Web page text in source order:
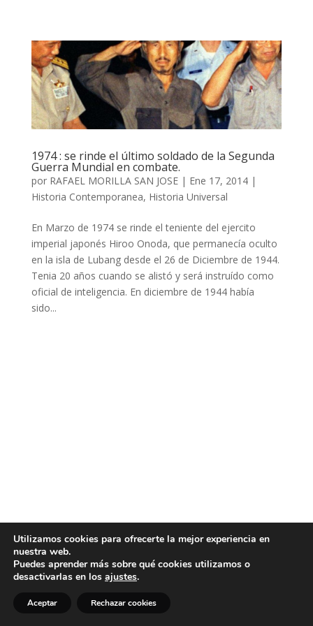
1974 : se rinde el último soldado de la Segunda
Guerra Mundial en combate.
por RAFAEL MORILLA SAN JOSE| Ene 17, 2014|
Historia Contemporanea, Historia Universal
En Marzo de 1974 se rinde el teniente del ejercito
imperial japonés Hiroo Onoda, que permanecía oculto
en la isla de Lubang desde el 26 de Diciembre de 1944.
Tenia 20 años cuando se alistó y será instruído como
oficial de inteligencia. En diciembre de 1944 había
sido...
Utilizamos cookies para ofrecerte la mejor experiencia en
nuestra web.
Puedes aprender más sobre qué cookies utilizamos o
desactivarlas en los ajustes.
Aceptar Rechazar cookies